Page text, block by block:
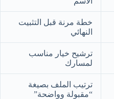
خطة مرنة قبل التثبيت
النهائي
ترشيح خيار مناسب
لمسارك
ترتيب الملف بصيغة
“مقبولة وواضحة”